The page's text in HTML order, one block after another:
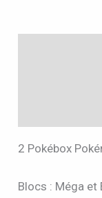
2 Pokébox
Blocs : Méga et